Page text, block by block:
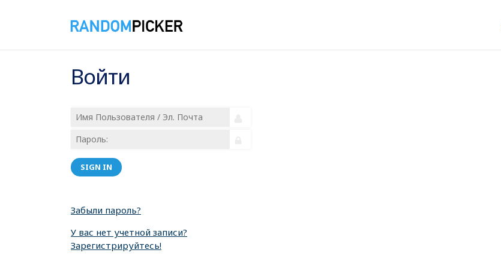
Войти
SIGN IN
Забыли пароль?
У вас нет учетной записи?
Зарегистрируйтесь!